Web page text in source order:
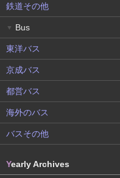
鉄道その他
▼ Bus
東洋バス
京成バス
都営バス
海外のバス
バスその他
Yearly Archives